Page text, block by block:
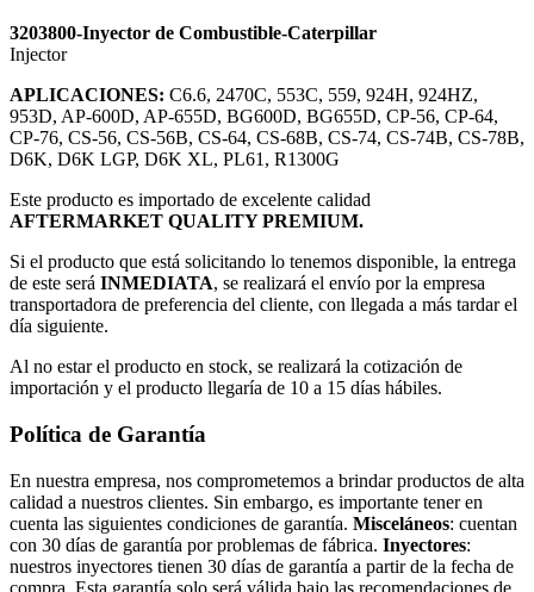
3203800-Inyector de Combustible-Caterpillar
Injector
APLICACIONES: C6.6, 2470C, 553C, 559, 924H, 924HZ,
953D, AP-600D, AP-655D, BG600D, BG655D, CP-56, CP-64,
CP-76, CS-56, CS-56B, CS-64, CS-68B, CS-74, CS-74B, CS-78B,
D6K, D6K LGP, D6K XL, PL61, R1300G
Este producto es importado de excelente calidad
AFTERMARKET QUALITY PREMIUM.
Si el producto que está solicitando lo tenemos disponible, la entrega
de este será INMEDIATA, se realizará el envío por la empresa
transportadora de preferencia del cliente, con llegada a más tardar el
día siguiente.
Al no estar el producto en stock, se realizará la cotización de
importación y el producto llegaría de 10 a 15 días hábiles.
Política de Garantía
En nuestra empresa, nos comprometemos a brindar productos de alta
calidad a nuestros clientes. Sin embargo, es importante tener en
cuenta las siguientes condiciones de garantía. Misceláneos: cuentan
con 30 días de garantía por problemas de fábrica. Inyectores:
nuestros inyectores tienen 30 días de garantía a partir de la fecha de
compra. Esta garantía solo será válida bajo las recomendaciones de